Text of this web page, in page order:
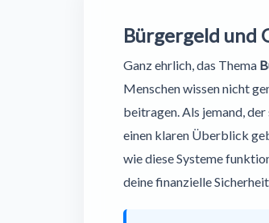
Bürgergeld und
Ganz ehrlich, das Thema
Menschen wissen nicht
beitragen. Als jemand,
einen klaren Überblick
wie diese Systeme
deine finanzielle